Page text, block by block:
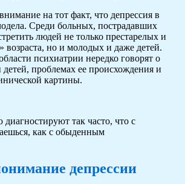
на тот факт, что депрессия в
Среди больных, пострадавших
людей не только престарелых и
возраста, но и молодых и даже детей.
психиатрии нередко говорят о
детей, проблемах ее происхождения и
картины.
диагностируют так часто, что с
как с обыденным
депрессии